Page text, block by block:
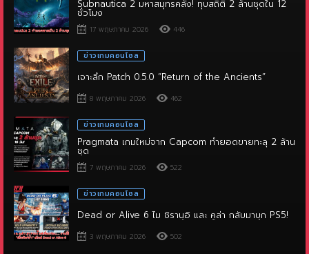
17 พฤษภาคม 2026 446
ข่าวเกมคอนโซล
เจาะลึก Patch 0.5.0 “Return of the Ancients”
8 พฤษภาคม 2026 462
ข่าวเกมคอนโซล
Pragmata เกมใหม่จาก Capcom ทำยอดขายทะลุ 2 ล้าน
ชุด
7 พฤษภาคม 2026 522
ข่าวเกมคอนโซล
Dead or Alive 6 ไม ชิรานุอิ และ คูล่า กลับมาบุก PS5!
3 พฤษภาคม 2026 502
ข่าวเกมคอนโซล